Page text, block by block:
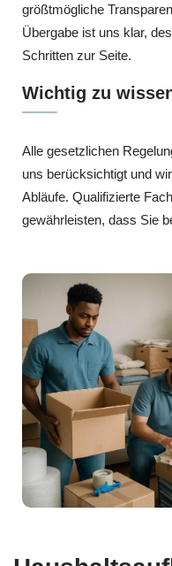
größtmögliche
Übergabe ist uns klar,
Schritten zur Seite.
Wichtig zu
Alle gesetzlichen
uns berücksichtigt und
Abläufe. Qualifizierte
gewährleisten, dass Sie